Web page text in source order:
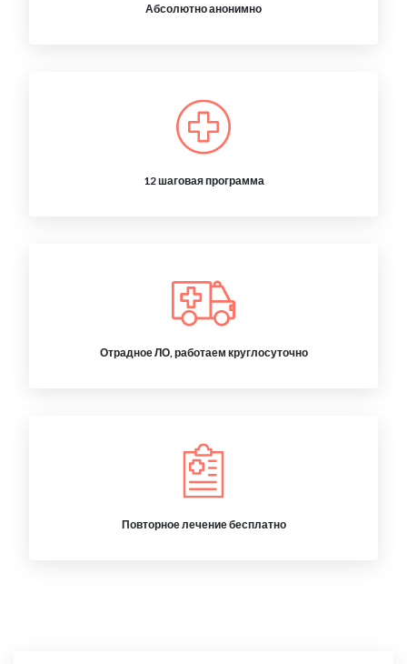
Абсолютно анонимно
12 шаговая программа
Отрадное ЛО, работаем круглосуточно
Повторное лечение бесплатно